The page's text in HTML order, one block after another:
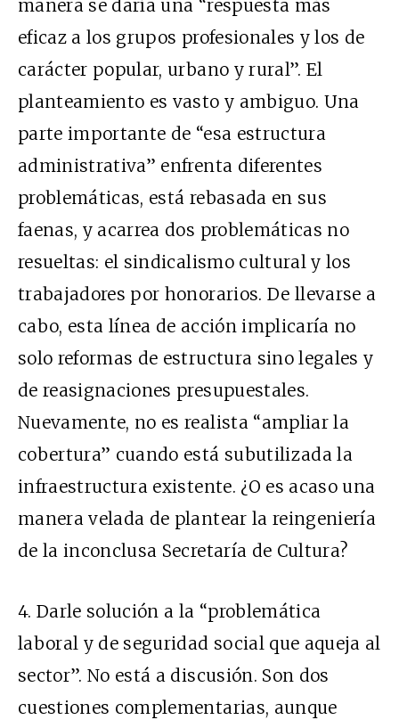
manera se daría una “respuesta más
eficaz a los grupos profesionales y los de
carácter popular, urbano y rural”. El
planteamiento es vasto y ambiguo. Una
parte importante de “esa estructura
administrativa” enfrenta diferentes
problemáticas, está rebasada en sus
faenas, y acarrea dos problemáticas no
resueltas: el sindicalismo cultural y los
trabajadores por honorarios. De llevarse a
cabo, esta línea de acción implicaría no
solo reformas de estructura sino legales y
de reasignaciones presupuestales.
Nuevamente, no es realista “ampliar la
cobertura” cuando está subutilizada la
infraestructura existente. ¿O es acaso una
manera velada de plantear la reingeniería
de la inconclusa Secretaría de Cultura?
4. Darle solución a la “problemática
laboral y de seguridad social que aqueja al
sector”. No está a discusión. Son dos
cuestiones complementarias, aunque